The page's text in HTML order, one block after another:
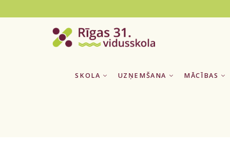
SKOLA UZŅEMŠANA MĀCĪBAS